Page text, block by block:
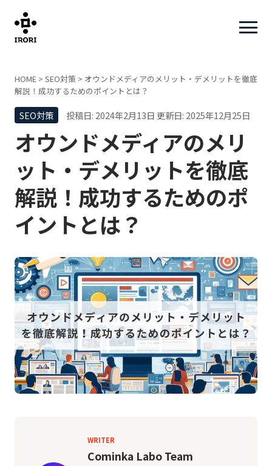
HOME > SEO対策 > オウンドメディアのメリット・デメリットを徹底
解説！成功するためのポイントとは？
SEO対策 投稿日: 2024年2月13日 更新日: 2025年12月25日
オウンドメディアのメリ
ット・デメリットを徹底
解説！成功するためのポ
イントとは？
WRITER
Cominka Labo Team